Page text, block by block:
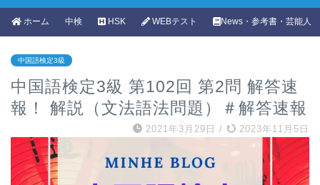
ホーム 中検 HSK WEBテスト News・参考書・芸能人
中国語検定3級
中国語検定3級 第102回 第2問 解答速
報！ 解説（文法語法問題）＃解答速報
2021年3月29日 / 2023年11月5日